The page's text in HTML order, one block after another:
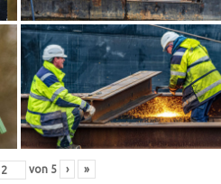
von 5 › »